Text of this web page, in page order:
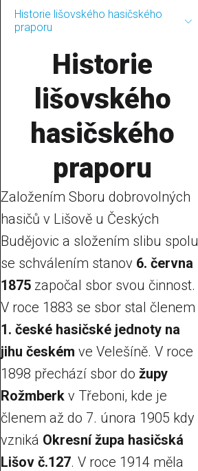
Historie lišovského hasičského
praporu
Historie
lišovského
hasičského
praporu
Založením Sboru dobrovolných
hasičů v Lišově u Českých
Budějovic a složením slibu spolu
se schválením stanov 6. června
1875 započal sbor svou činnost.
V roce 1883 se sbor stal členem
1. české hasičské jednoty na
jihu českém ve Velešíně. V roce
1898 přechází sbor do župy
Rožmberk v Třeboni, kde je
členem až do 7. února 1905 kdy
vzniká Okresní župa hasičská
Lišov č.127. V roce 1914 měla